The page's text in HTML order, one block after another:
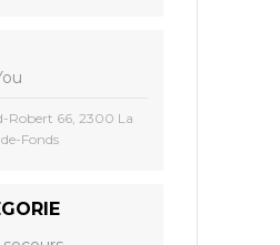
Robert 66, 2300 La
Fonds